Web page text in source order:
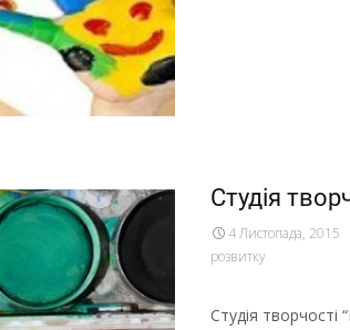
Студія
4 Листопада, 2015
розвитку
Студія